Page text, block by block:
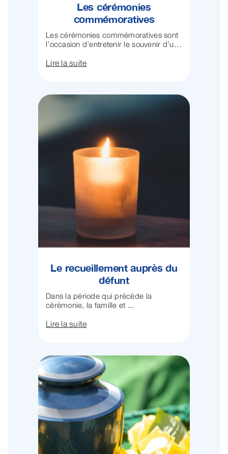
Les cérémonies
commémoratives
Les cérémonies commémoratives sont
l’occasion d’entretenir le souvenir d’un
Lire la suite
Le recueillement auprès du
défunt
Dans la période qui précède la
cérémonie, la famille et ...
Lire la suite